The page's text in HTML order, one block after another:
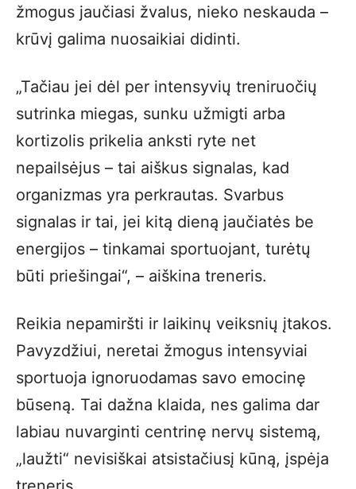
žmogus jaučiasi žvalus, nieko neskauda –
krūvį galima nuosaikiai didinti.
„Tačiau jei dėl per intensyvių treniruočių
sutrinka miegas, sunku užmigti arba
kortizolis prikelia anksti ryte net
nepailsėjus – tai aiškus signalas, kad
organizmas yra perkrautas. Svarbus
signalas ir tai, jei kitą dieną jaučiatės be
energijos – tinkamai sportuojant, turėtų
būti priešingai“, – aiškina treneris.
Reikia nepamiršti ir laikinų veiksnių įtakos.
Pavyzdžiui, neretai žmogus intensyviai
sportuoja ignoruodamas savo emocinę
būseną. Tai dažna klaida, nes galima dar
labiau nuvarginti centrinę nervų sistemą,
„laužti“ nevisiškai atsistačiusį kūną, įspėja